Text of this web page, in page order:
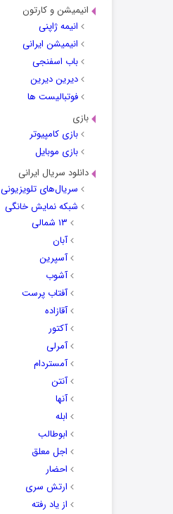
انیمیشن و کارتون
انیمه ژاپنی
انیمیشن ایرانی
باب اسفنجی
دیرین دیرین
فوتبالیست ها
بازی
بازی کامپیوتر
بازی موبایل
دانلود سریال ایرانی
سریال‌های تلویزیونی
شبکه نمایش خانگی
۱۳ شمالی
آبان
آسپرین
آشوب
آفتاب پرست
آقازاده
آکتور
آمرلی
آمستردام
آنتن
آنها
ابله
ابوطالب
اجل معلق
احضار
ارتش سری
از یاد رفته